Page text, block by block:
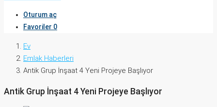
Oturum aç
Favoriler 0
Ev
Emlak Haberleri
Antik Grup İnşaat 4 Yeni Projeye Başlıyor
Antik Grup İnşaat 4 Yeni Projeye Başlıyor